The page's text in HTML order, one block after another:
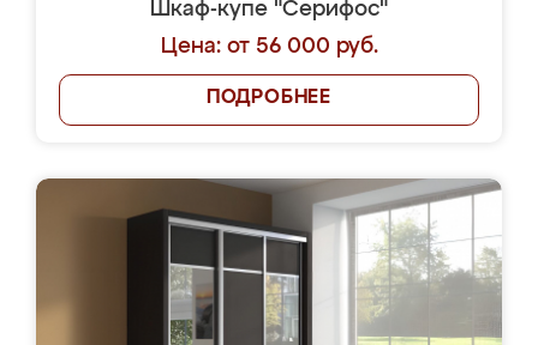
Шкаф-купе "Серифос"
Цена: от 56 000 руб.
ПОДРОБНЕЕ